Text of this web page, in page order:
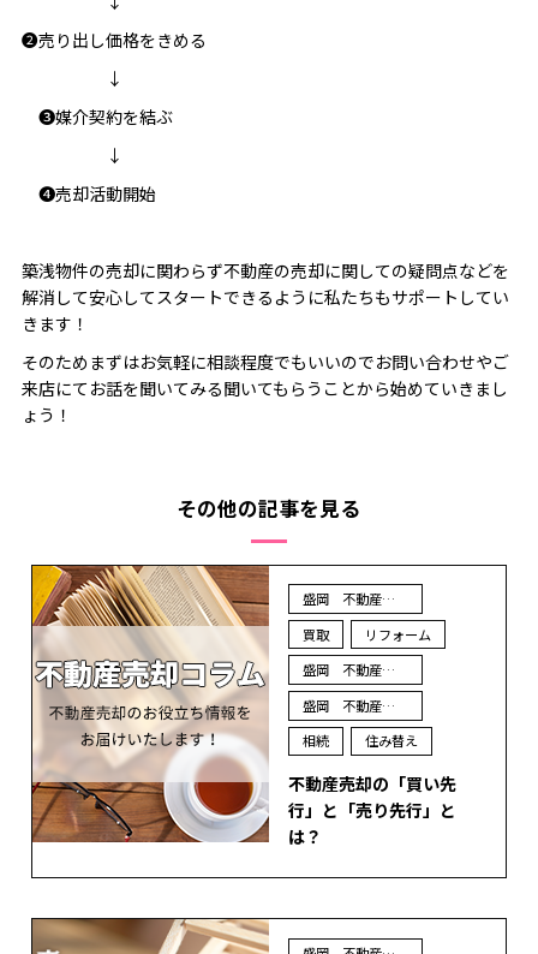
❷売り出し価格をきめる
↓
❸媒介契約を結ぶ
↓
❹売却活動開始
築浅物件の売却に関わらず不動産の売却に関しての疑問点などを
解消して安心してスタートできるように私たちもサポートしてい
きます！
そのためまずはお気軽に相談程度でもいいのでお問い合わせやご
来店にてお話を聞いてみる聞いてもらうことから始めていきまし
ょう！
その他の記事を見る
盛岡 不動産 売却
買取
リフォーム
盛岡 不動産 買取
盛岡 不動産 査定
相続
住み替え
不動産売却の「買い先
行」と「売り先行」と
は？